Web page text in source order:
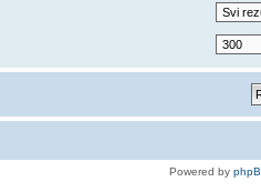
Powered by